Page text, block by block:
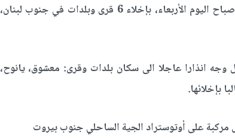
أنذر جيش الاحتلال، صباح اليوم الأربعاء، بإخلاء 6 قرى وبلدات في جنوب لبنان،
وجه انذارا عاجلا الى سكان بلدات وقرى: معشوق، يانوح،
بإخلائها.
مركبة على أوتوستراد الجية الساحلي جنوب بيروت